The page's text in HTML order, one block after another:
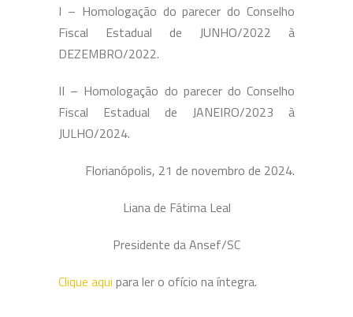
I – Homologação do parecer do Conselho
Fiscal Estadual de JUNHO/2022 à
DEZEMBRO/2022.
II – Homologação do parecer do Conselho
Fiscal Estadual de JANEIRO/2023 à
JULHO/2024.
Florianópolis, 21 de novembro de 2024.
Liana de Fátima Leal
Presidente da Ansef/SC
Clique aqui para ler o ofício na íntegra.